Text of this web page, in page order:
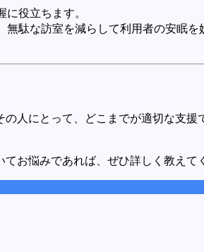
役立ちます。
駄な訪室を減らして利用者の安眠
人にとって、どこまでが適切な支
お悩みであれば、ぜひ詳しく教えて